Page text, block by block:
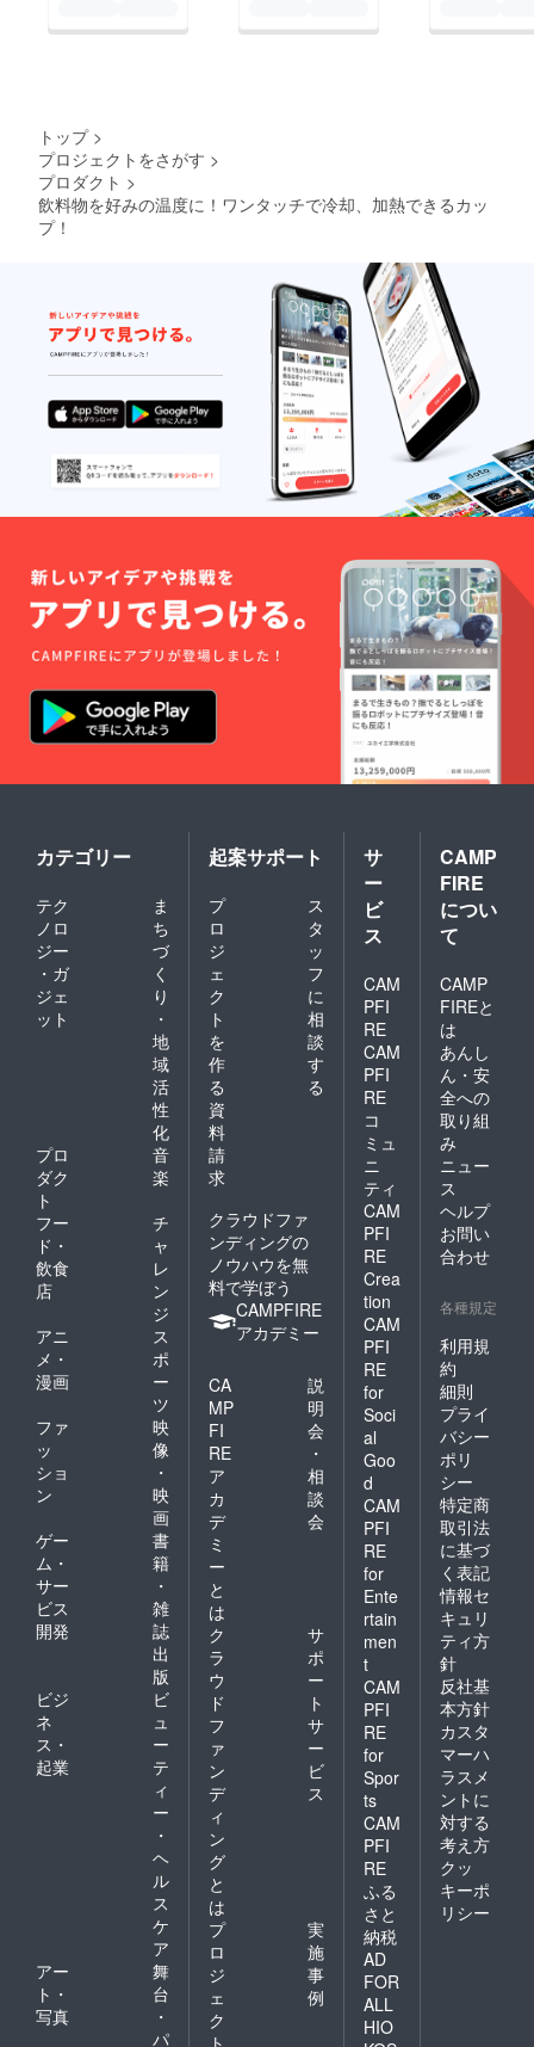
トップ >
プロジェクトをさがす >
プロダクト >
飲料物を好みの温度に！ワンタッチで冷却、加熱できるカッ
プ！
カテゴリー
テク
ノロ
ジー
・ガ
ジェ
ット
ま
ち
づ
く
り
・
地
域
活
性
化
プロ
ダク
ト
音
楽
フー
ド・
飲食
店
チ
ャ
レ
ン
ジ
アニ
メ・
漫画
ス
ポ
ー
ツ
ファ
ッ
ショ
ン
映
像
・
映
画
ゲー
ム・
サー
ビス
開発
書
籍
・
雑
誌
出
版
ビジ
ネ
ス・
起業
ビ
ュ
ー
テ
ィ
ー
・
ヘ
ル
ス
ケ
ア
アー
ト・
写真
舞
台
・
パ
起案サポート
プ
ロ
ジ
ェ
ク
ト
を
作
る
ス
タ
ッ
フ
に
相
談
す
る
資
料
請
求
クラウドファ
ンディングの
ノウハウを無
料で学ぼう
CAMPFIRE
アカデミー
CA
MP
FI
RE
ア
カ
デ
ミ
ー
と
は
説
明
会
・
相
談
会
ク
ラ
ウ
ド
フ
ァ
ン
デ
ィ
ン
グ
と
は
サ
ポ
ー
ト
サ
ー
ビ
ス
プ
ロ
ジ
ェ
ク
実
施
事
例
サ
ー
ビ
ス
CAM
PFI
RE
CAM
PFI
RE
コ
ミュ
ニ
ティ
CAM
PFI
RE
Crea
tion
CAM
PFI
RE
for
Soci
al
Goo
d
CAM
PFI
RE
for
Ente
rtain
men
t
CAM
PFI
RE
for
Spor
ts
CAM
PFI
RE
ふる
さと
納税
AD
FOR
ALL
HIO
CAMP
FIRE
につい
て
CAMP
FIREと
は
あんし
ん・安
全への
取り組
み
ニュー
ス
ヘルプ
お問い
合わせ
各種規定
利用規
約
細則
プライ
バシー
ポリ
シー
特定商
取引法
に基づ
く表記
情報セ
キュリ
ティ方
針
反社基
本方針
カスタ
マーハ
ラスメ
ントに
対する
考え方
クッ
キーポ
リシー